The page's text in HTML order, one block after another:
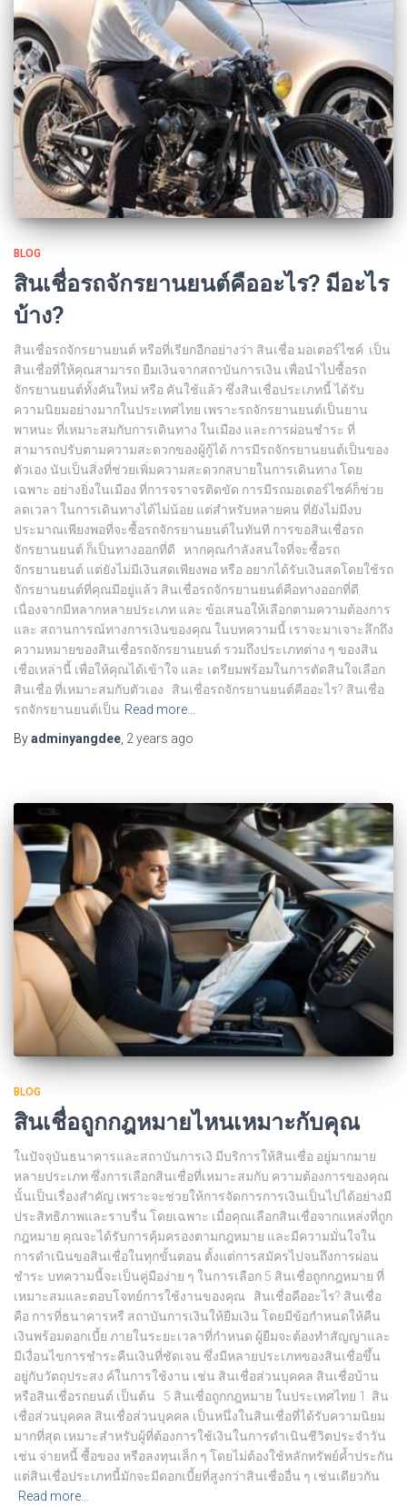
BLOG
สินเชื่อรถจักรยานยนต์คืออะไร? มีอะไร
บ้าง?
สินเชื่อรถจักรยานยนต์ หรือที่เรียกอีกอย่างว่า สินเชื่อ มอเตอร์ไซค์ เป็น
สินเชื่อที่ให้คุณสามารถ ยืมเงินจากสถาบันการเงิน เพื่อนำไปซื้อรถ
จักรยานยนต์ทั้งคันใหม่ หรือ คันใช้แล้ว ซึ่งสินเชื่อประเภทนี้ ได้รับ
ความนิยมอย่างมากในประเทศไทย เพราะรถจักรยานยนต์เป็นยาน
พาหนะ ที่เหมาะสมกับการเดินทาง ในเมือง และการผ่อนชำระ ที่
สามารถปรับตามความสะดวกของผู้กู้ได้ การมีรถจักรยานยนต์เป็นของ
ตัวเอง นับเป็นสิ่งที่ช่วยเพิ่มความสะดวกสบายในการเดินทาง โดย
เฉพาะ อย่างยิ่งในเมือง ที่การจราจรติดขัด การมีรถมอเตอร์ไซค์ก็ช่วย
ลดเวลา ในการเดินทางได้ไม่น้อย แต่สำหรับหลายคน ที่ยังไม่มีงบ
ประมาณเพียงพอที่จะซื้อรถจักรยานยนต์ในทันที การขอสินเชื่อรถ
จักรยานยนต์ ก็เป็นทางออกที่ดี หากคุณกำลังสนใจที่จะซื้อรถ
จักรยานยนต์ แต่ยังไม่มีเงินสดเพียงพอ หรือ อยากได้รับเงินสดโดยใช้รถ
จักรยานยนต์ที่คุณมีอยู่แล้ว สินเชื่อรถจักรยานยนต์คือทางออกที่ดี
เนื่องจากมีหลากหลายประเภท และ ข้อเสนอให้เลือกตามความต้องการ
และ สถานการณ์ทางการเงินของคุณ ในบทความนี้ เราจะมาเจาะลึกถึง
ความหมายของสินเชื่อรถจักรยานยนต์ รวมถึงประเภทต่าง ๆ ของสิน
เชื่อเหล่านี้ เพื่อให้คุณได้เข้าใจ และ เตรียมพร้อมในการตัดสินใจเลือก
สินเชื่อ ที่เหมาะสมกับตัวเอง สินเชื่อรถจักรยานยนต์คืออะไร? สินเชื่อ
รถจักรยานยนต์เป็น Read more…
Byadminyangdee 2 years ago
BLOG
สินเชื่อถูกกฎหมายไหนเหมาะกับคุณ
ในปัจจุบันธนาคารและสถาบันการเงิ มีบริการให้สินเชื่อ อยู่มากมาย
หลายประเภท ซึ่งการเลือกสินเชื่อที่เหมาะสมกับ ความต้องการของคุณ
นั้นเป็นเรื่องสำคัญ เพราะจะช่วยให้การจัดการการเงินเป็นไปได้อย่างมี
ประสิทธิภาพและราบรื่น โดยเฉพาะ เมื่อคุณเลือกสินเชื่อจากแหล่งที่ถูก
กฎหมาย คุณจะได้รับการคุ้มครองตามกฎหมาย และมีความมั่นใจใน
การดำเนินขอสินเชื่อในทุกขั้นตอน ตั้งแต่การสมัครไปจนถึงการผ่อน
ชำระ บทความนี้จะเป็นคู่มือง่าย ๆ ในการเลือก 5 สินเชื่อถูกกฎหมาย ที่
เหมาะสมและตอบโจทย์การใช้งานของคุณ สินเชื่อคืออะไร? สินเชื่อ
คือ การที่ธนาคารหรื สถาบันการเงินให้ยืมเงิน โดยมีข้อกำหนดให้คืน
เงินพร้อมดอกเบี้ย ภายในระยะเวลาที่กำหนด ผู้ยืมจะต้องทำสัญญาและ
มีเงื่อนไขการชำระคืนเงินที่ชัดเจน ซึ่งมีหลายประเภทของสินเชื่อขึ้น
อยู่กับวัตถุประสง ค์ในการใช้งาน เช่น สินเชื่อส่วนบุคคล สินเชื่อบ้าน
หรือสินเชื่อรถยนต์ เป็นต้น 5 สินเชื่อถูกกฎหมาย ในประเทศไทย 1. สิน
เชื่อส่วนบุคคล สินเชื่อส่วนบุคคล เป็นหนึ่งในสินเชื่อที่ได้รับความนิยม
มากที่สุด เหมาะสำหรับผู้ที่ต้องการใช้เงินในการดำเนินชีวิตประจำวัน
เช่น จ่ายหนี้ ซื้อของ หรือลงทุนเล็ก ๆ โดยไม่ต้องใช้หลักทรัพย์ค้ำประกัน
แต่สินเชื่อประเภทนี้มักจะมีดอกเบี้ยที่สูงกว่าสินเชื่ออื่น ๆ เช่นเดียวกัน
Read more…